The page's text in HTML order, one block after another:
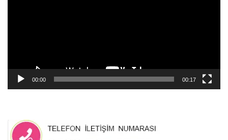
00:00 00:17